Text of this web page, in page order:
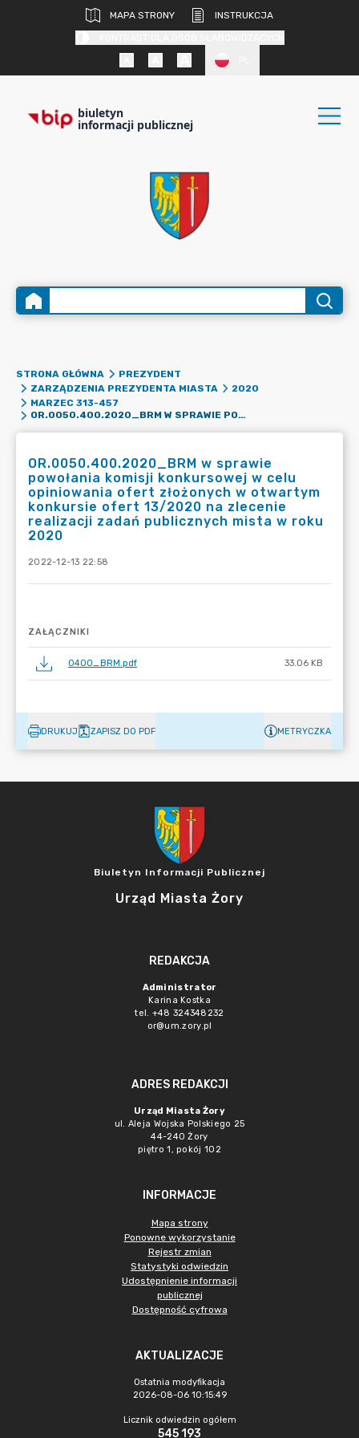
MAPA STRONY
INSTRUKCJA
biuletyn
informacji publicznej
STRONA GŁÓWNA
PREZYDENT
ZARZĄDZENIA PREZYDENTA MIASTA
2020
MARZEC 313-457
OR.0050.400.2020_BRM W SPRAWIE POWOŁANIA KOMISJI KONKURSOWEJ W CELU OPINIOWANIA OFERT ZŁOŻONYCH W OTWARTYM KONKURSIE OFERT 13/2020 NA ZLECENIE REALIZACJI ZADAŃ PUBLICZNYCH MISTA W ROKU 2020
OR.0050.400.2020_BRM w sprawie
powołania komisji konkursowej w celu
opiniowania ofert złożonych w otwartym
konkursie ofert 13/2020 na zlecenie
realizacji zadań publicznych mista w roku
2020
2022-12-13 22:58
ZAŁĄCZNIKI
0400_BRM.pdf 33.06 KB
DRUKUJ ZAPISZ DO PDF METRYCZKA
Biuletyn Informacji Publicznej
Urząd Miasta Żory
REDAKCJA
Administrator
Karina Kostka
tel. +48 324348232
or@um.zory.pl
ADRES REDAKCJI
Urząd Miasta Żory
ul. Aleja Wojska Polskiego 25
44-240 Żory
piętro 1, pokój 102
INFORMACJE
Mapa strony
Ponowne wykorzystanie
Rejestr zmian
Statystyki odwiedzin
Udostępnienie informacji
publicznej
Dostępność cyfrowa
AKTUALIZACJE
Ostatnia modyfikacja
2026-08-06 10:15:49
Licznik odwiedzin ogółem
545 193